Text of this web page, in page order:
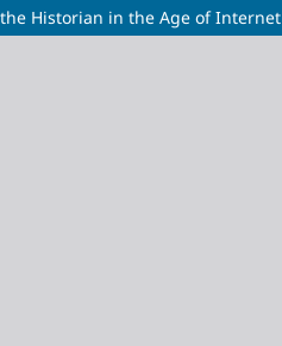
Historian in the Age of Internet